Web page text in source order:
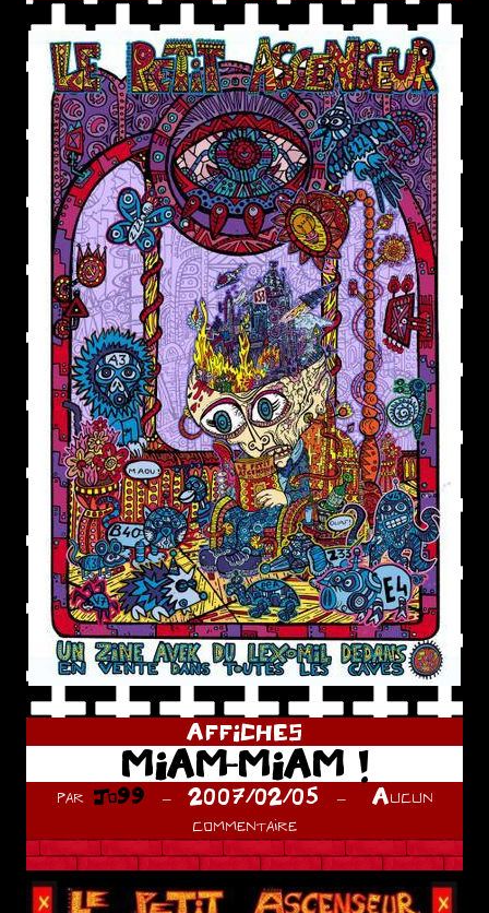
AFFICHES
MIAM-MIAM !
par Jo99 2007/02/05
Aucun
commentaire